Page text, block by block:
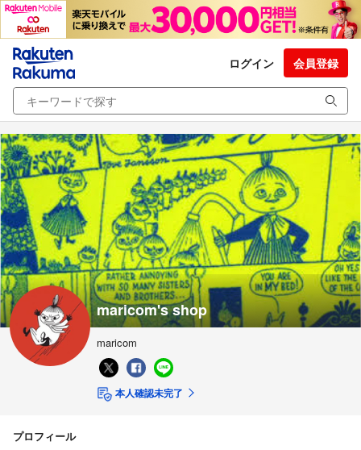
ログイン 会員登録
maricom's shop
maricom
本人確認未完了
プロフィール